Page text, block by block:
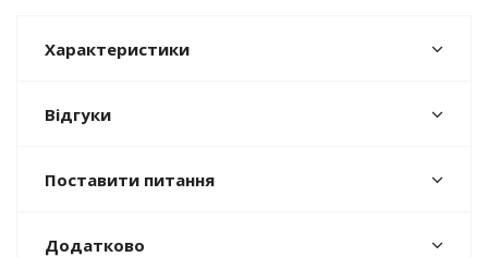
Характеристики
Відгуки
Поставити питання
Додатково